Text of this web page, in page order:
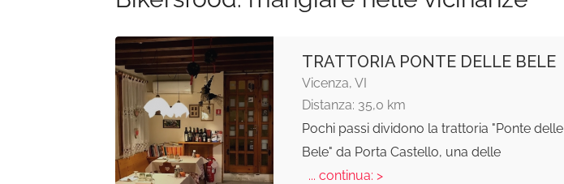
TRATTORIA PONTE DELLE BELE
Vicenza, VI
Distanza: 35,0 km
Pochi passi dividono la trattoria "Ponte delle
Bele" da Porta Castello, una delle
... continua: >